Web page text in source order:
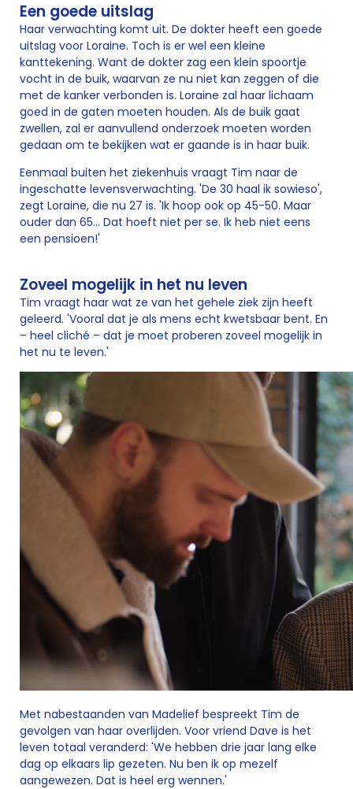
Een goede uitslag
Haar verwachting komt uit. De dokter heeft een goede
uitslag voor Loraine. Toch is er wel een kleine
kanttekening. Want de dokter zag een klein spoortje
vocht in de buik, waarvan ze nu niet kan zeggen of die
met de kanker verbonden is. Loraine zal haar lichaam
goed in de gaten moeten houden. Als de buik gaat
zwellen, zal er aanvullend onderzoek moeten worden
gedaan om te bekijken wat er gaande is in haar buik.
Eenmaal buiten het ziekenhuis vraagt Tim naar de
ingeschatte levensverwachting. 'De 30 haal ik sowieso',
zegt Loraine, die nu 27 is. 'Ik hoop ook op 45-50. Maar
ouder dan 65… Dat hoeft niet per se. Ik heb niet eens
een pensioen!'
Zoveel mogelijk in het nu leven
Tim vraagt haar wat ze van het gehele ziek zijn heeft
geleerd. 'Vooral dat je als mens echt kwetsbaar bent. En
– heel cliché – dat je moet proberen zoveel mogelijk in
het nu te leven.'
Met nabestaanden van Madelief bespreekt Tim de
gevolgen van haar overlijden. Voor vriend Dave is het
leven totaal veranderd: 'We hebben drie jaar lang elke
dag op elkaars lip gezeten. Nu ben ik op mezelf
aangewezen. Dat is heel erg wennen.'